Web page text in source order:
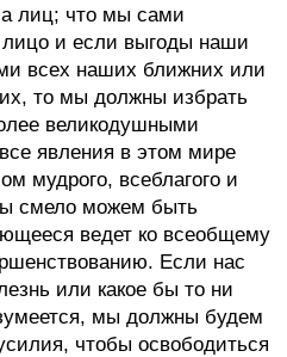
лиц; что мы сами
и если выгоды наши
всех наших ближних или
то мы должны избрать
великодушными
явления в этом мире
мудрого, всеблагого и
смело можем быть
ведет ко всеобщему
Если нас
или какое бы то ни
мы должны будем
чтобы освободиться